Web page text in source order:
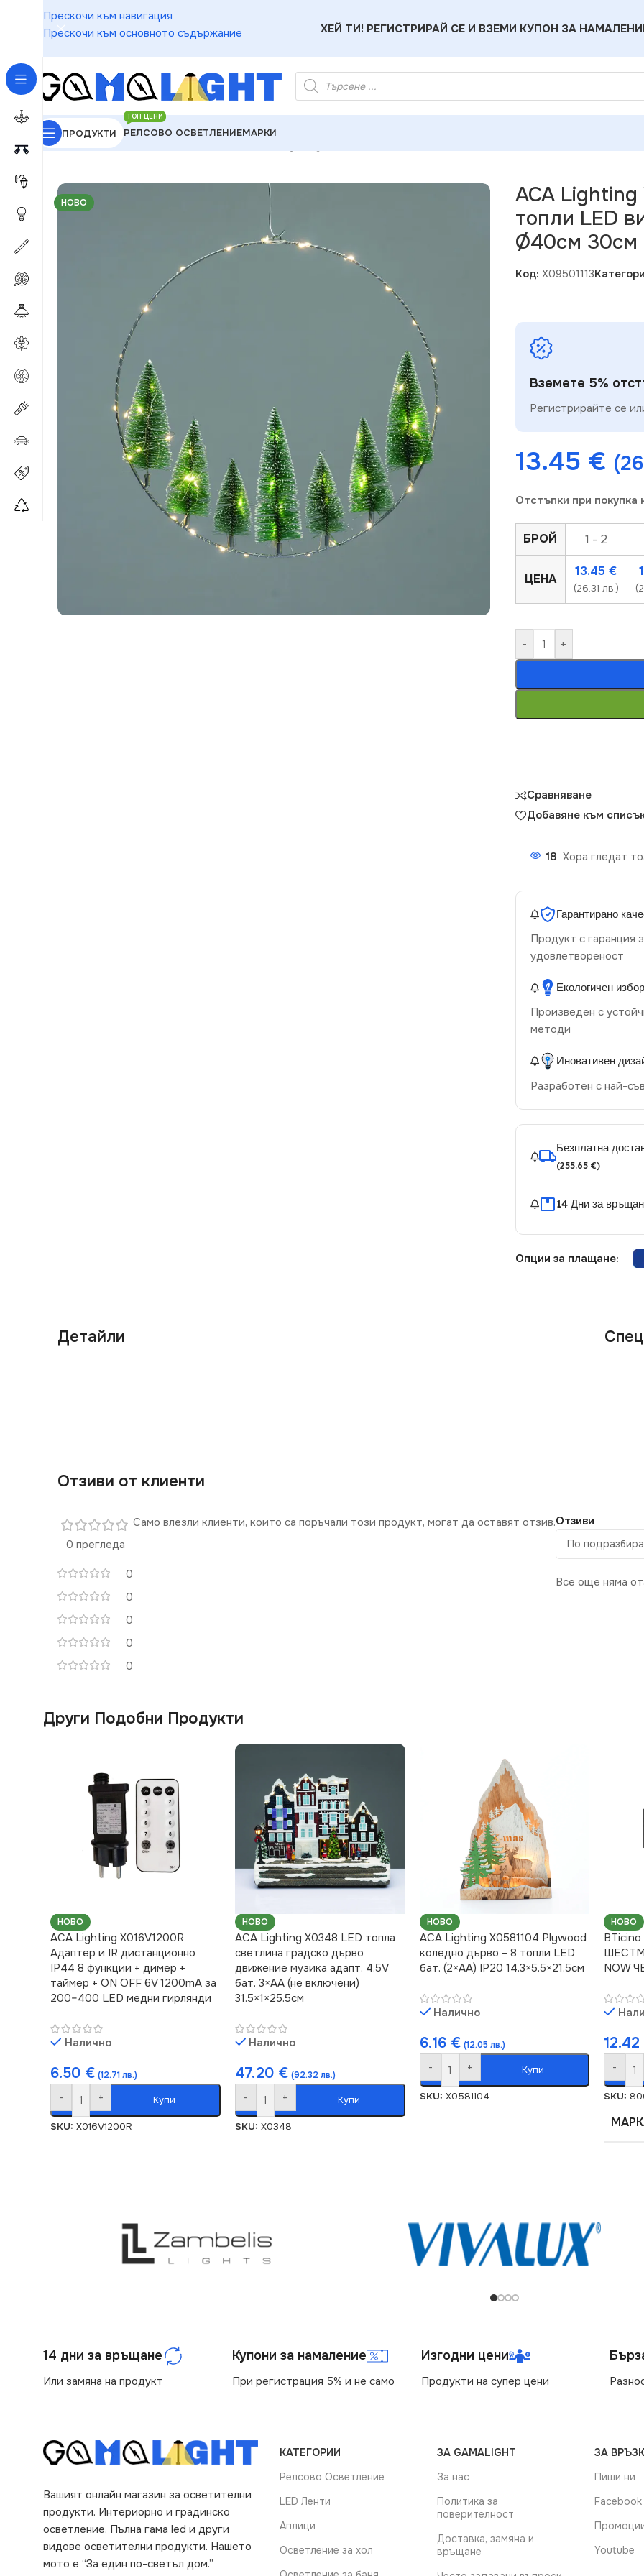
Прескочи към навигация
Прескочи към основното съдържание
ХЕЙ ТИ! РЕГИСТРИРАЙ СЕ И ВЗЕМИ КУПОН ЗА
ПРОДУКТИ РЕЛСОВО ОСВЕТЛЕНИЕ
ТОП ЦЕНИ
МАРКИ
GAMALIGHT»
НОВО
ACA Lighting
топли LED
Ø40см 30см
Код: X09501113
Вземете 5%
Регистрирайте се
13.45 €
Отстъпки при покупка
БРОЙ 1 - 2
ЦЕНА
13.45€
(26.31 лв.)
- +
Сравняване
Добавяне към
18 Хора гледат
Гарантирано
Продукт с гаранция
удовлетвореност
Екологичен избор
Произведен с
методи
Иновативен
Разработен с най-
Безплатна
(255.65 €)
14 Дни за
Опции за плащане:
Детайли
Отзиви от клиенти
0 прегледа
0
0
0
0
0
Отзиви
Все още няма
Само влезли клиенти, които са поръчали този продукт, могат да оставят отзив.
Други Подобни Продукти
НОВО
ACA Lighting X016V1200R
Адаптер и IR дистанционно
IP44 8 функции + димер +
таймер + ON OFF 6V 1200mA за
200–400 LED медни гирлянди
Налично
6.50 € (12.71 лв.)
- + Купи
SKU: X016V1200R
НОВО
ACA Lighting X0348 LED топла
светлина градско дърво
движение музика адапт. 4.5V
бат. 3×AA (не включени)
31.5×1×25.5см
Налично
47.20 € (92.32 лв.)
- + Купи
SKU: X0348
НОВО
ACA Lighting X0581104 Plywood
коледно дърво – 8 топли LED
бат. (2×AA) IP20 14.3×5.5×21.5см
Налично
6.16 € (12.05 лв.)
- + Купи
SKU: X0581104
НОВО
NOW
12.42
-
SKU:
14 дни за връщане
Или замяна на продукт
Купони за намаление
При регистрация 5% и не само
Изгодни цени
Продукти на супер цени
Вашият онлайн магазин за осветителни
продукти. Интериорно и градинско
осветление. Пълна гама led и други
видове осветителни продукти. Нашето
мото е “За един по-светъл дом.”
КАТЕГОРИИ
Релсово Осветление
LED Ленти
Аплици
Осветление за хол
ЗА GAMALIGHT
За нас
Политика за
поверителност
Доставка, замяна и
връщане
ЗА
Пиши ни
Facebook
Youtube